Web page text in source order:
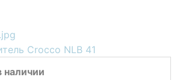
наличии